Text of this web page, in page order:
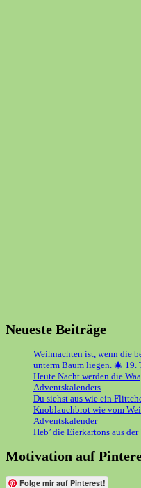
Neueste Beiträge
Weihnachten ist, wenn die
unterm Baum liegen. 🎄 19.
Heute Nacht werden die
Adventskalenders
Du siehst aus wie ein
Knoblauchbrot wie vom
Adventskalender
Heb’ die Eierkartons aus
Motivation auf
Folge mir auf Pinterest!